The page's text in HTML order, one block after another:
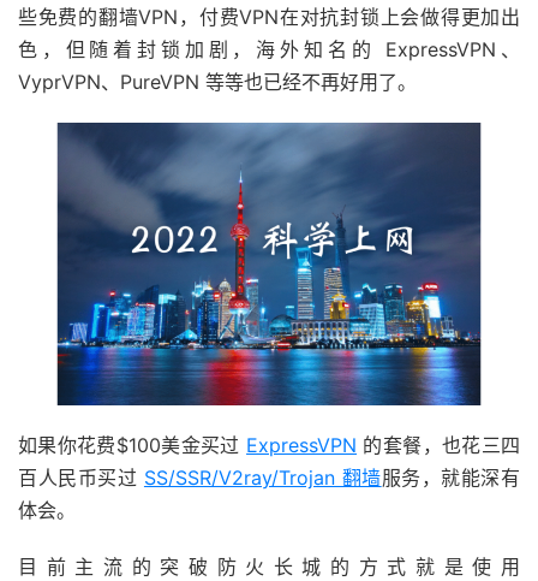
些免费的翻墙VPN，付费VPN在对抗封锁上会做得更加出
色，但随着封锁加剧，海外知名的 ExpressVPN、
VyprVPN、PureVPN 等等也已经不再好用了。
如果你花费$100美金买过 ExpressVPN 的套餐，也花三四
百人民币买过 SS/SSR/V2ray/Trojan 翻墙服务，就能深有
体会。
目前主流的突破防火长城的方式就是使用